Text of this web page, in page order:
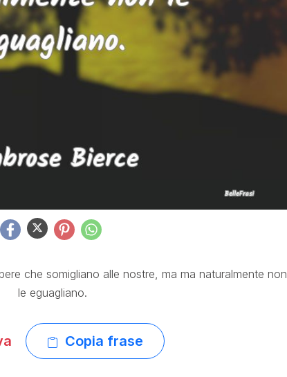
che somigliano alle nostre, ma ma naturalmente non
le eguagliano.
Copia frase